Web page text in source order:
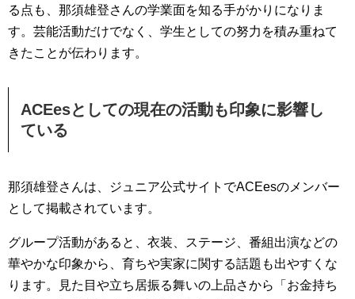
る点も、那須雄登さんの学業面を知る手がかりになりま
す。芸能活動だけでなく、学生としての努力を積み重ねて
きたことが伝わります。
ACEesとしての現在の活動も印象に影響し
ている
那須雄登さんは、ジュニア公式サイトでACEesのメンバー
として掲載されています。
グループ活動があると、衣装、ステージ、番組出演などの
華やかな印象から、育ちや実家に関する話題も出やすくな
ります。見た目や立ち居振る舞いの上品さから「お金持ち